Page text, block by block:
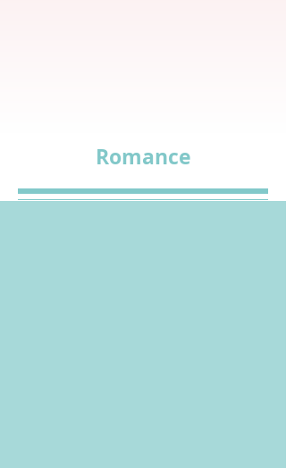
Romance